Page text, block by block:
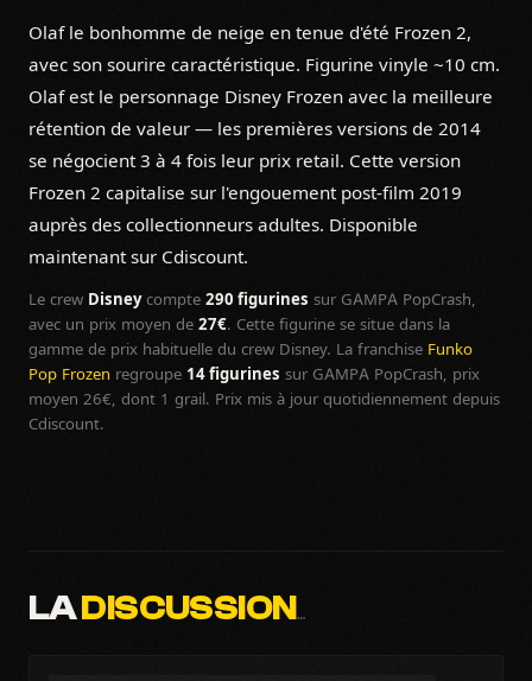
Olaf le bonhomme de neige en tenue d'été Frozen 2,
avec son sourire caractéristique. Figurine vinyle ~10 cm.
Olaf est le personnage Disney Frozen avec la meilleure
rétention de valeur — les premières versions de 2014
se négocient 3 à 4 fois leur prix retail. Cette version
Frozen 2 capitalise sur l'engouement post-film 2019
auprès des collectionneurs adultes. Disponible
maintenant sur Cdiscount.
Le crew Disneycompte 290 figurines sur GAMPA PopCrash,
avec un prix moyen de 27€. Cette figurine se situe dans la
gamme de prix habituelle du crew Disney. La franchise Funko
Pop Frozen regroupe 14 figurines sur GAMPA PopCrash, prix
moyen 26€, dont 1 grail. Prix mis à jour quotidiennement depuis
Cdiscount.
LADISCUSSION…